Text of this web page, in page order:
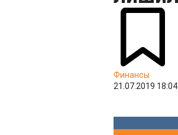
Финансы
21.07.2019 18:04